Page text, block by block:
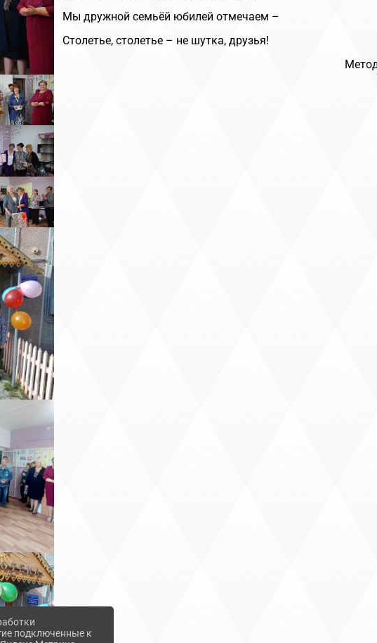
Мы дружной семьёй юбилей отмечаем –
Столетье, столетье – не шутка, друзья!
Методист БУК "МБС"
подключенные к